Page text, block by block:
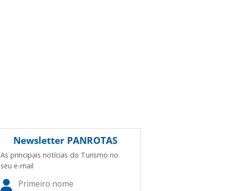
Newsletter PANROTAS
As principais notícias do Turismo no
seu e-mail